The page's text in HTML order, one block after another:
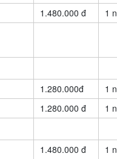
1.480.000 đ 1
1.280.000đ
1
1.280.000 đ
1
1.480.000 đ 1